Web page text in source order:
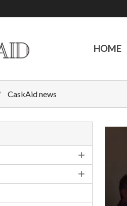
HOME
CaskAid news
add
add